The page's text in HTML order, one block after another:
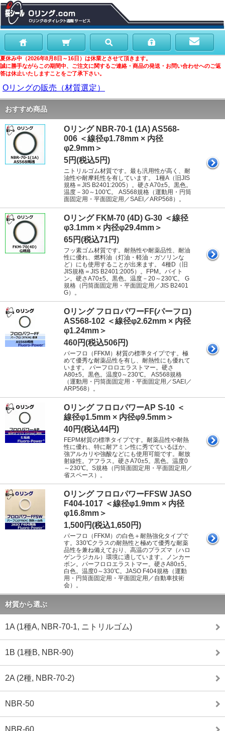
夏休み中（2026年8月8日～16日）は休業とさせて頂きます。
誠に勝手ながらこの期間中、ご注文に関するご連絡・商品の発送・お問い合わせへのご返
答は休止いたしますことをご了承下さい。
Oリングの販売（材質選定）
おすすめ商品
Oリング NBR-70-1 (1A) AS568-
006 ＜線径φ1.78mm × 内径
φ2.9mm＞
5円(税込5円)
ニトリルゴム材質です。最も汎用性が高く、耐
油性や耐摩耗性を有しています。 1種A（旧JIS
規格＝JIS B2401:2005）。硬さA70±5。黒色。
温度－30～100℃。 AS568規格（運動用・円筒
面固定用・平面固定用／SAEI／ARP568）。
Oリング FKM-70 (4D) G-30 ＜線径
φ3.1mm × 内径φ29.4mm＞
65円(税込71円)
フッ素ゴム材質です。耐熱性や耐薬品性、耐油
性に優れ、燃料油（灯油・軽油・ガソリンな
ど）にも使用することが出来ます。 4種D（旧
JIS規格＝JIS B2401:2005）。FPM。バイト
ン。硬さA70±5。黒色。温度－20～230℃。 G
規格（円筒面固定用・平面固定用／JIS B2401
G）。
Oリング フロロパワーFF(パーフロ)
AS568-102 ＜線径φ2.62mm × 内径
φ1.24mm＞
460円(税込506円)
パーフロ（FFKM）材質の標準タイプです。極
めて優秀な耐薬品性を有し、耐熱性にも優れて
います。 パーフロロエラストマー。硬さ
A80±5。黒色。温度0～230℃。 AS568規格
（運動用・円筒面固定用・平面固定用／SAEI／
ARP568）。
Oリング フロロパワーAP S-10 ＜
線径φ1.5mm × 内径φ9.5mm＞
40円(税込44円)
FEPM材質の標準タイプです。耐薬品性や耐熱
性に優れ、特に耐アミン性に秀でているほか、
強アルカリや強酸などにも使用可能です。耐放
射線性。アフラス。硬さA70±5。黒色。温度0
～230℃。S規格（円筒面固定用・平面固定用／
省スペース）。
Oリング フロロパワーFFSW JASO
F404-1017 ＜線径φ1.9mm × 内径
φ16.8mm＞
1,500円(税込1,650円)
パーフロ（FFKM）の白色＋耐熱強化タイプで
す。330℃クラスの耐熱性と極めて優秀な耐薬
品性を兼ね備えており、高温のプラズマ（ハロ
ゲンラジカル）環境に適しています。ノンカー
ボン。パーフロロエラストマー。硬さA80±5。
白色。温度0～330℃。JASO F404規格（運動
用・円筒面固定用・平面固定用／自動車技術
会）。
材質から選ぶ
1A (1種A, NBR-70-1, ニトリルゴム)
1B (1種B, NBR-90)
2A (2種, NBR-70-2)
NBR-50